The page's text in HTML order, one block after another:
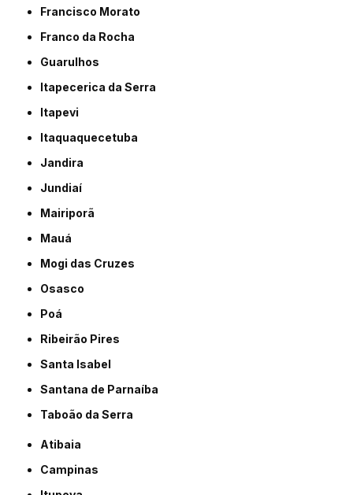
Francisco Morato
Franco da Rocha
Guarulhos
Itapecerica da Serra
Itapevi
Itaquaquecetuba
Jandira
Jundiaí
Mairiporã
Mauá
Mogi das Cruzes
Osasco
Poá
Ribeirão Pires
Santa Isabel
Santana de Parnaíba
Taboão da Serra
Atibaia
Campinas